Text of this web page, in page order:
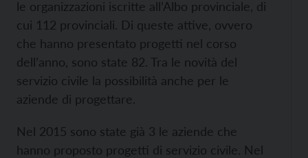
le organizzazioni iscritte all’Albo provinciale, di
cui 112 provinciali. Di queste attive, ovvero
che hanno presentato progetti nel corso
dell’anno, sono state 82. Tra le novità del
servizio civile la possibilità anche per le
aziende di progettare.
Nel 2015 sono state già 3 le aziende che
hanno proposto progetti di servizio civile. Nel